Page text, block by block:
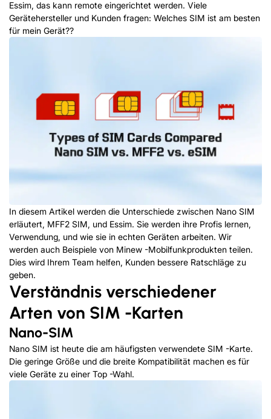
Essim, das kann remote eingerichtet werden. Viele
Gerätehersteller und Kunden fragen: Welches SIM ist am besten
für mein Gerät??
In diesem Artikel werden die Unterschiede zwischen Nano SIM
erläutert, MFF2 SIM, und Essim. Sie werden ihre Profis lernen,
Verwendung, und wie sie in echten Geräten arbeiten. Wir
werden auch Beispiele von Minew -Mobilfunkprodukten teilen.
Dies wird Ihrem Team helfen, Kunden bessere Ratschläge zu
geben.
Verständnis verschiedener
Arten von SIM -Karten
Nano-SIM
Nano SIM ist heute die am häufigsten verwendete SIM -Karte.
Die geringe Größe und die breite Kompatibilität machen es für
viele Geräte zu einer Top -Wahl.